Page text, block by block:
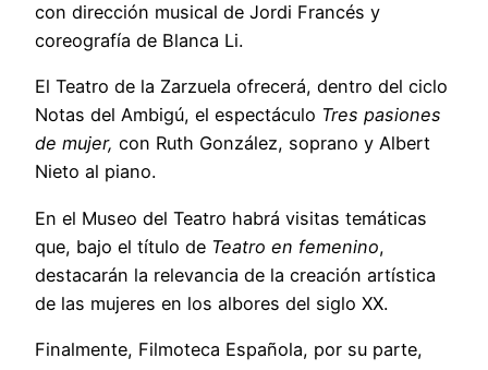
con dirección musical de Jordi Francés y
coreografía de Blanca Li.
El Teatro de la Zarzuela ofrecerá, dentro del ciclo
Notas del Ambigú, el espectáculo Tres pasiones
de mujer, con Ruth González, soprano y Albert
Nieto al piano.
En el Museo del Teatro habrá visitas temáticas
que, bajo el título de Teatro en femenino,
destacarán la relevancia de la creación artística
de las mujeres en los albores del siglo XX.
Finalmente, Filmoteca Española, por su parte,